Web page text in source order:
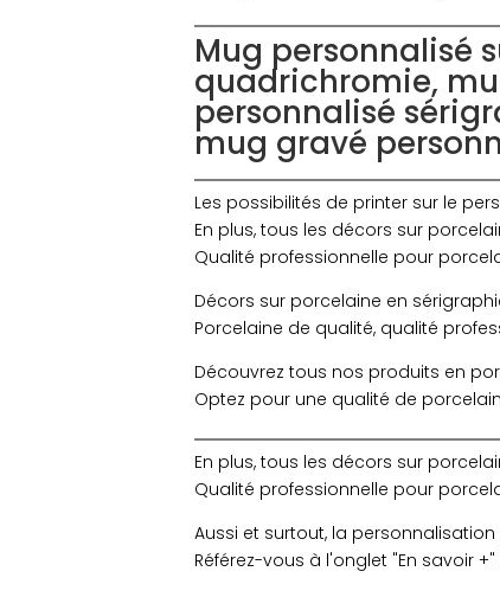
Mug personnalisé
quadrichromie,
personnalisé
mug gravé
Les possibilités de printer sur le
En plus, tous les décors sur
Qualité professionnelle pour
Décors sur porcelaine en
Porcelaine de qualité, qualité
Découvrez tous nos produits en
Optez pour une qualité de
En plus, tous les décors sur
Qualité professionnelle pour
Aussi et surtout, la
Référez-vous à l'onglet "En savoir